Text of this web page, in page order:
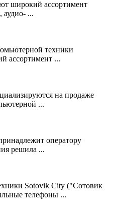
широкий ассортимент
аудио- ...
техники
ассортимент ...
на продаже
...
оператору
решила ...
Sotovik City ("Сотовик
телефоны ...